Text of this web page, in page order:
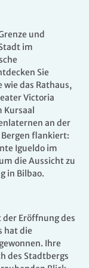
und
im
Sie
das Rathaus,
Victoria
Kursaal
an der
flankiert:
Igueldo im
die Aussicht zu
in Bilbao.
der Eröffnung des
hat die
Ihre
des Stadtbergs